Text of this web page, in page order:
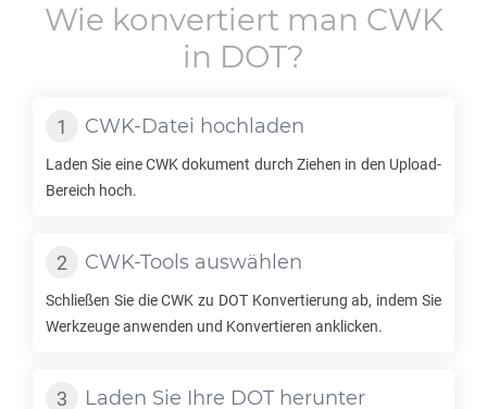
Wie konvertiert man CWK
in DOT?
CWK-Datei hochladen
Laden Sie eineCWKdokument durch Ziehen in den Upload-
Bereich hoch.
CWK-Tools auswählen
Schließen Sie dieCWK zu DOTKonvertierung ab, indem Sie
Werkzeuge anwenden und Konvertieren anklicken.
Laden Sie Ihre DOTherunter